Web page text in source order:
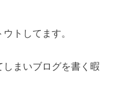
トしてます。
まいブログを書く暇